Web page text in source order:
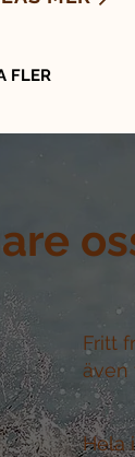
Fritt
även
Hela
FLER